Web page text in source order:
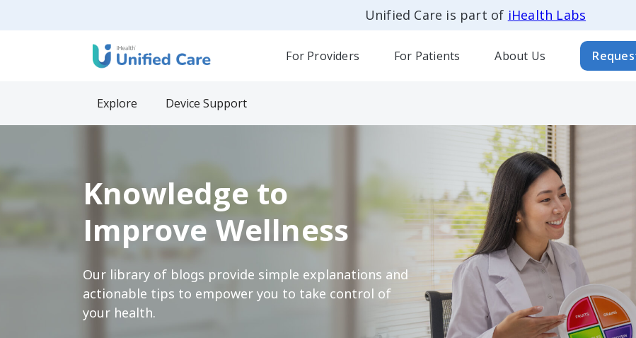
Unified Care is part of iHealth Labs
For Providers For Patients About Us
Explore Device Support
Knowledge to
Improve Wellness
Our library of blogs provide simple explanations and
actionable tips to empower you to take control of
your health.